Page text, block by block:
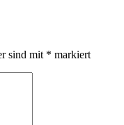
sind mit * markiert